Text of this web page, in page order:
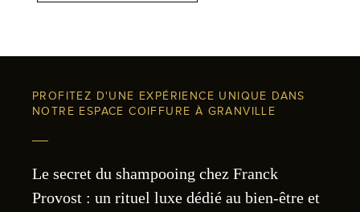
PROFITEZ D'UNE EXPÉRIENCE UNIQUE DANS
NOTRE ESPACE COIFFURE À GRANVILLE
Le secret du shampooing chez Franck
Provost : un rituel luxe dédié au bien-être et